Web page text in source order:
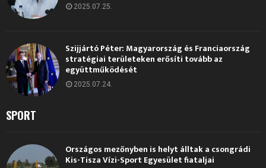
2025.07.25.
Szijjártó Péter: Magyarország és Franciaország
stratégiai területeken erősíti tovább az
együttműködését
2025.07.24.
SPORT
Országos mezőnyben is helyt álltak a csongrádi
Kis-Tisza Vízi-Sport Egyesület fiataljai